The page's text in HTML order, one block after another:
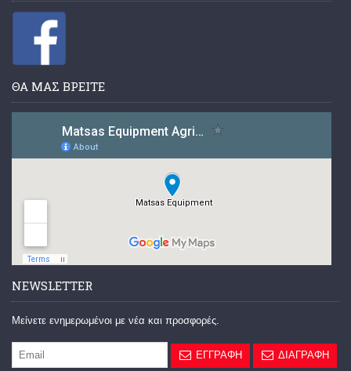
ΘΑ ΜΑΣ ΒΡΕΙΤΕ
NEWSLETTER
Μείνετε ενημερωμένοι με νέα και προσφορές.
ΕΓΓΡΑΦΗ ΔΙΑΓΡΑΦΗ